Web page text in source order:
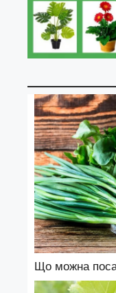
Що можна